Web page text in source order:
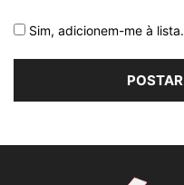
Sim, adicionem-me à lista.